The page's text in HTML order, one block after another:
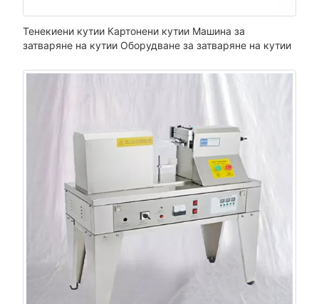
Тенекиени кутии Картонени кутии Машина за
затваряне на кутии Оборудване за затваряне на кутии